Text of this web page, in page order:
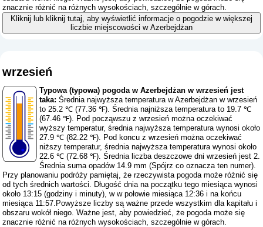
znacznie różnić na różnych wysokościach, szczególnie w górach.
Kliknij lub kliknij tutaj, aby wyświetlić informacje o pogodzie w większej
liczbie miejscowości w Azerbejdżan
wrzesień
Typowa (typowa) pogoda w Azerbejdżan w wrzesień jest
taka: Średnia najwyższa temperatura w Azerbejdżan w wrzesień
to 25.2 ℃ (77.36 ℉). Średnia najniższa temperatura to 19.7 ℃
(67.46 ℉). Pod począwszu z wrzesień można oczekiwać
wyższy temperatur, średnia najwyższa temperatura wynosi około
27.9 ℃ (82.22 ℉). Pod koncu z wrzesień można oczekiwać
niższy temperatur, średnia najwyższa temperatura wynosi około
22.6 ℃ (72.68 ℉). Średnia liczba deszczowe dni wrzesień jest 2.
Średnia suma opadów 14.9 mm (Spójrz co oznacza ten numer).
Przy planowaniu podróży pamiętaj, że rzeczywista pogoda może różnić się
od tych średnich wartości. Długość dnia na początku tego miesiąca wynosi
około 13:15 (godziny i minuty), w w połowie miesiąca 12:36 i na końcu
miesiąca 11:57.Powyższe liczby są ważne przede wszystkim dla kapitału i
obszaru wokół niego. Ważne jest, aby powiedzieć, że pogoda może się
znacznie różnić na różnych wysokościach, szczególnie w górach.